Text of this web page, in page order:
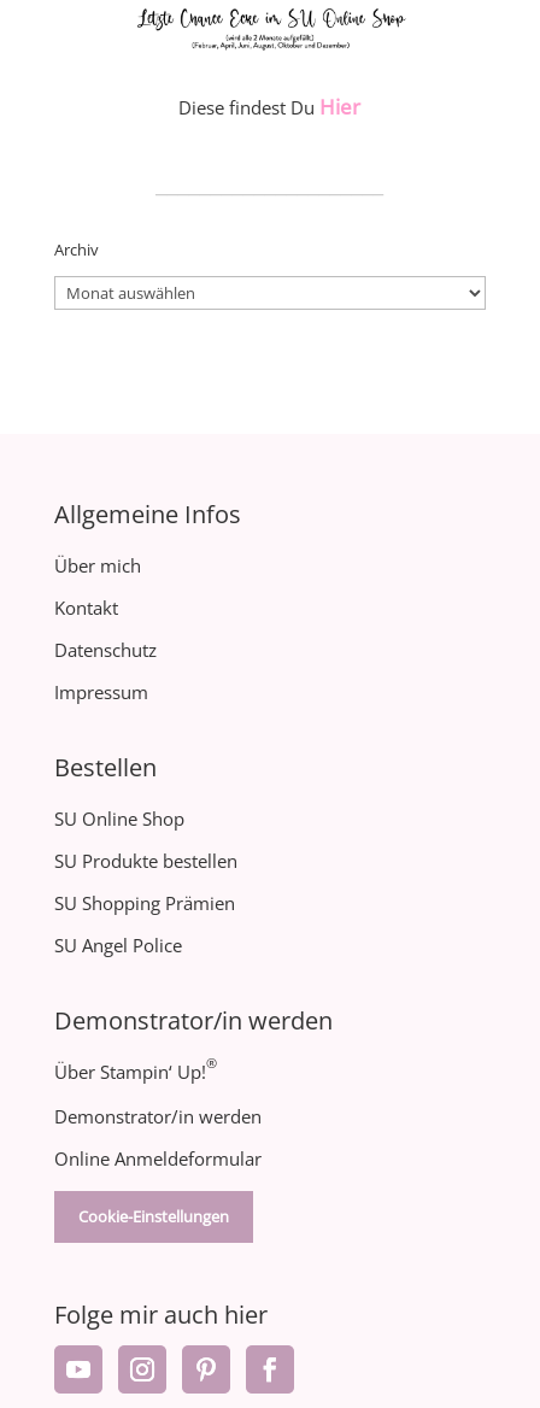
Diese findest Du Hier
Archiv
Archiv
Allgemeine Infos
Über mich
Kontakt
Datenschutz
Impressum
Bestellen
SU Online Shop
SU Produkte bestellen
SU Shopping Prämien
SU Angel Police
Demonstrator/in werden
Über Stampin‘ Up!®
Demonstrator/in werden
Online Anmeldeformular
Cookie-Einstellungen
Folge mir auch hier